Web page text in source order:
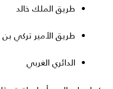
طريق الملك خالد
طريق الأمير تركي بن
الدائري الغربي